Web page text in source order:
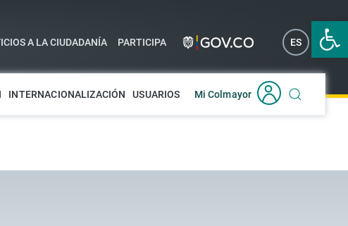
Abrir
A LA CIUDADANÍA PARTICIPA ES EN
INTERNACIONALIZACIÓN USUARIOS Mi Colmayor